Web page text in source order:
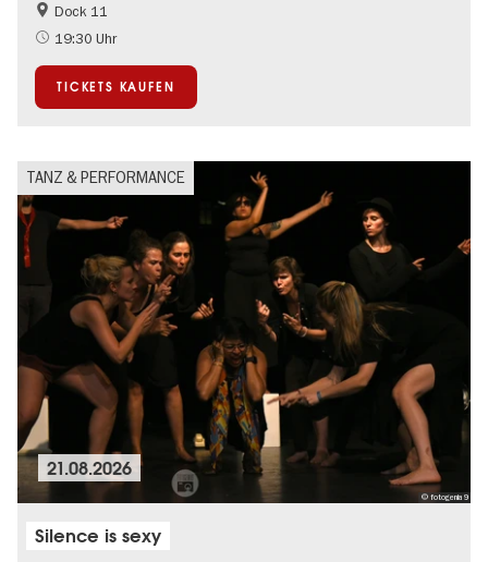
International
Dock 11
19:30 Uhr
TICKETS KAUFEN
TANZ & PERFORMANCE
© fotogenia9
21.08.2026
Silence is sexy